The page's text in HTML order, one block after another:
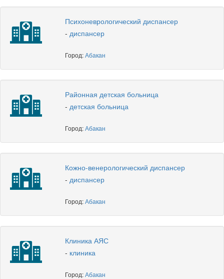
Психоневрологический диспансер
- диспансер
Город:Абакан
Районная детская больница
- детская больница
Город:Абакан
Кожно-венерологический диспансер
- диспансер
Город:Абакан
Клиника АЯС
- клиника
Город:Абакан